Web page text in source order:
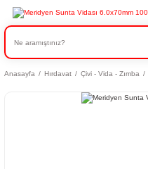
Anasayfa Hırdavat Çivi - Vida - Zımba